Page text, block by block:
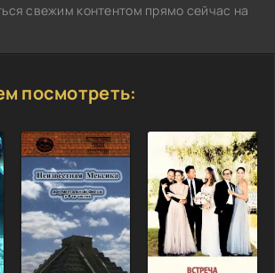
свежим контентом прямо сейчас на
посмотреть: